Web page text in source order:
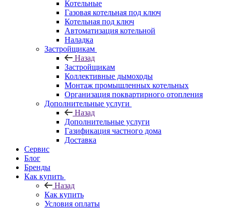
Котельные
Газовая котельная под ключ
Котельная под ключ
Автоматизация котельной
Наладка
Застройщикам
Назад
Застройщикам
Коллективные дымоходы
Монтаж промышленных котельных
Организация поквартирного отопления
Дополнительные услуги
Назад
Дополнительные услуги
Газификация частного дома
Доставка
Сервис
Блог
Бренды
Как купить
Назад
Как купить
Условия оплаты